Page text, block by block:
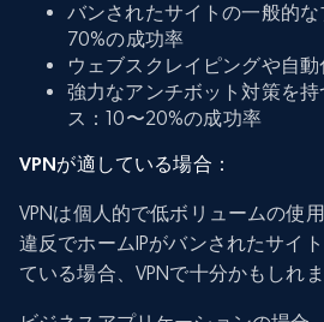
バンされたサイトの一般的
70%の成功率
ウェブスクレイピングや自
強力なアンチボット対策を
ス：10〜20%の成功率
VPNが適している場合：
VPNは個人的で低ボリュームの使
違反でホームIPがバンされたサイ
ている場合、VPNで十分かもしれま